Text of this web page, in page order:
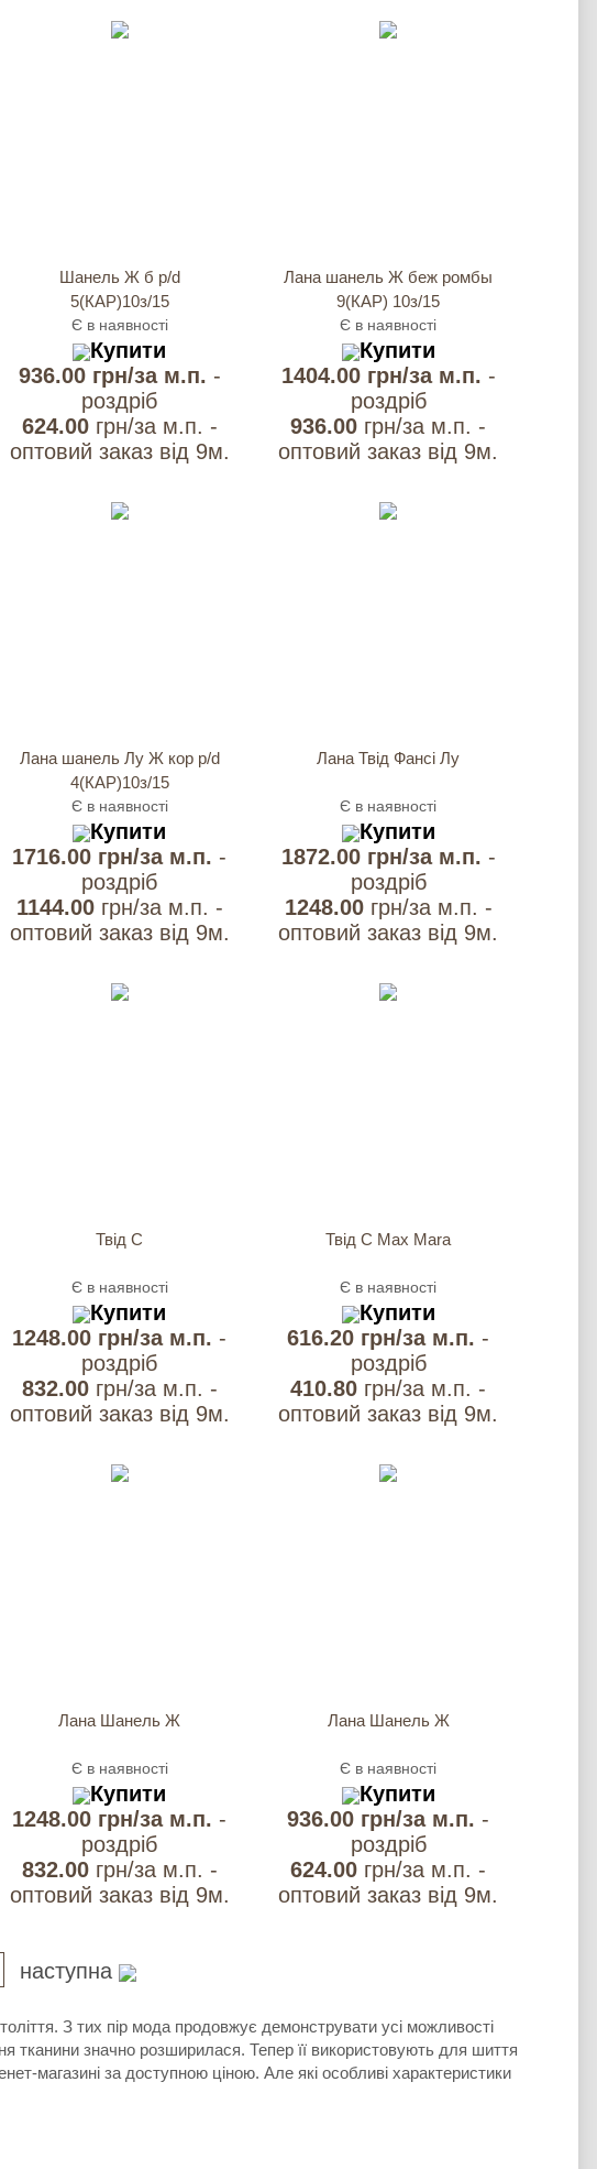
Шанель Ж б p/d
5(КАР)10з/15
Є в наявності
Купити
936.00 грн/за м.п. -
роздрiб
624.00 грн/за м.п. -
оптовий заказ вiд 9м.
Лана шанель Ж беж ромбы
9(КАР) 10з/15
Є в наявності
Купити
1404.00 грн/за м.п. -
роздрiб
936.00 грн/за м.п. -
оптовий заказ вiд 9м.
Лана шанель Лу Ж кор p/d
4(КАР)10з/15
Є в наявності
Купити
1716.00 грн/за м.п. -
роздрiб
1144.00 грн/за м.п. -
оптовий заказ вiд 9м.
Лана Твід Фансі Лу
Є в наявності
Купити
1872.00 грн/за м.п. -
роздрiб
1248.00 грн/за м.п. -
оптовий заказ вiд 9м.
Твід С
Є в наявності
Купити
1248.00 грн/за м.п. -
роздрiб
832.00 грн/за м.п. -
оптовий заказ вiд 9м.
Твід С Max Mara
Є в наявності
Купити
616.20 грн/за м.п. -
роздрiб
410.80 грн/за м.п. -
оптовий заказ вiд 9м.
Лана Шанель Ж
Є в наявності
Купити
1248.00 грн/за м.п. -
роздрiб
832.00 грн/за м.п. -
оптовий заказ вiд 9м.
Лана Шанель Ж
Є в наявності
Купити
936.00 грн/за м.п. -
роздрiб
624.00 грн/за м.п. -
оптовий заказ вiд 9м.
наступна
З тих пір мода продовжує демонструвати усі можливості
тканини значно розширилася. Тепер її використовують для шиття
магазині за доступною ціною. Але які особливі характеристики